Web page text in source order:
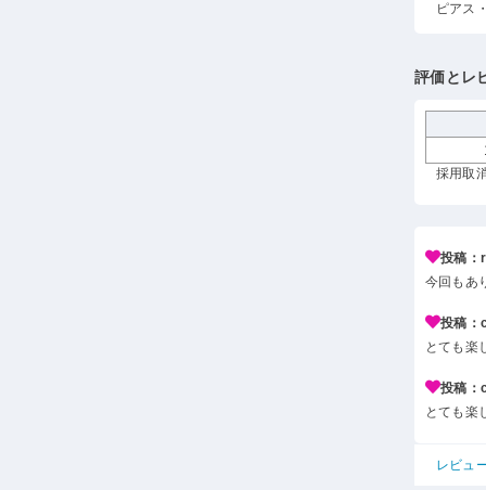
ピアス
評価とレ
採用取
投稿
今回もあ
投稿：
とても楽
投稿：
とても楽
レビュ